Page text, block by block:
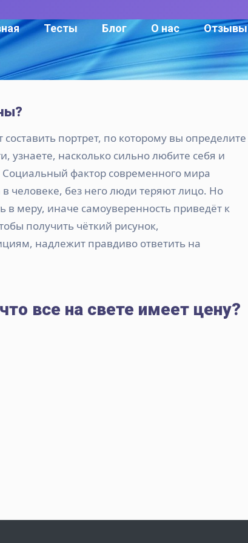
Тесты Блог О нас Отзывы
составить портрет, по которому вы определите
узнаете, насколько сильно любите себя и
Социальный фактор современного мира
человеке, без него люди теряют лицо. Но
в меру, иначе самоуверенность приведёт к
получить чёткий рисунок,
надлежит правдиво ответить на
все на свете имеет цену?